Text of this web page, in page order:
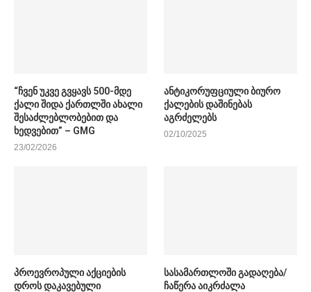
“ჩვენ უკვე გვყავს 500-მდე
ქალი შიდა ქართლში ახალი
შესაძლებლობებით და
ხედვებით” – GMG
23/02/2026
ანტიკორუფციული ბიურო
ქალების დაშინებას
აგრძელებს
02/10/2025
პროევროპული აქციების
დროს დაკავებული
სასამართლოში გადაღება/
ჩაწერა აიკრძალა